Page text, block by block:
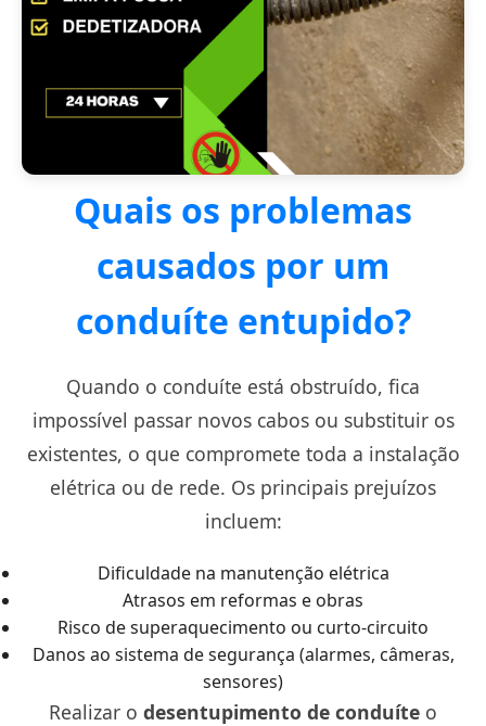
Quais os problemas
causados por um
conduíte entupido?
Quando o conduíte está obstruído, fica
impossível passar novos cabos ou substituir os
existentes, o que compromete toda a instalação
elétrica ou de rede. Os principais prejuízos
incluem:
Dificuldade na manutenção elétrica
Atrasos em reformas e obras
Risco de superaquecimento ou curto-circuito
Danos ao sistema de segurança (alarmes, câmeras,
sensores)
Realizar o desentupimento de conduíte o